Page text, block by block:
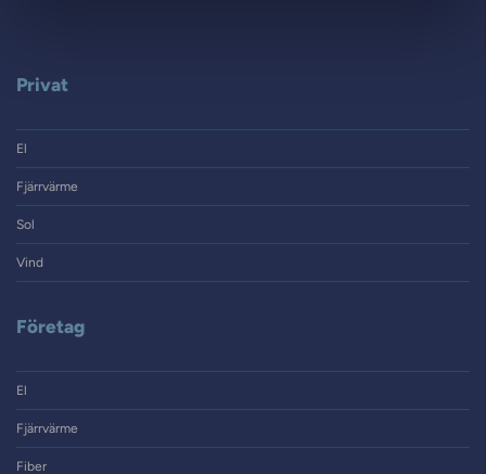
Privat
El
Fjärrvärme
Sol
Vind
Företag
El
Fjärrvärme
Fiber